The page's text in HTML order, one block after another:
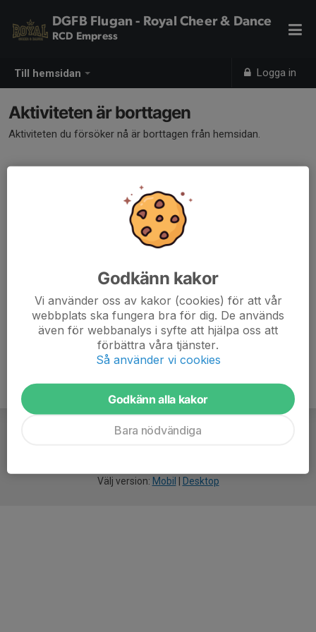
Till hemsidan Logga in
DGFB Flugan - Royal Cheer & Dance
RCD Empress
Aktiviteten är borttagen
Aktiviteten du försöker nå är borttagen från hemsidan.
Välj version: Mobil Desktop
Godkänn kakor
Vi använder oss av kakor (cookies) för att vår
webbplats ska fungera bra för dig. De används
även för webbanalys i syfte att hjälpa oss att
förbättra våra tjänster.
Så använder vi cookies
Godkänn alla kakor
Bara nödvändiga